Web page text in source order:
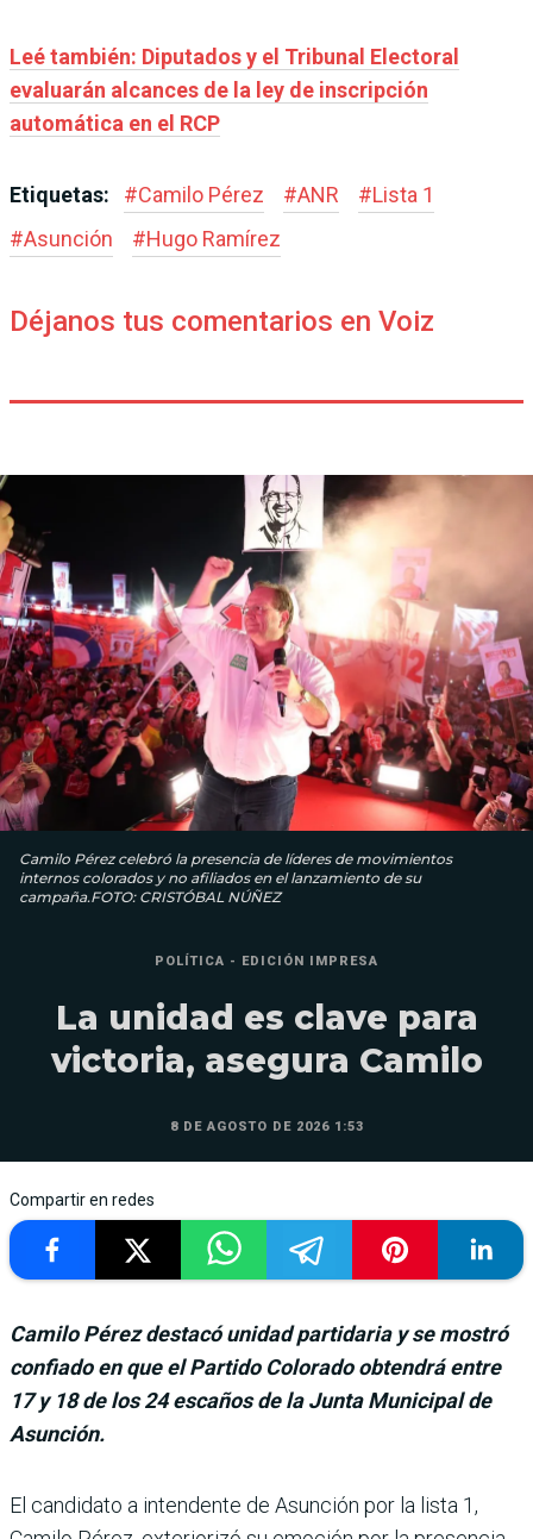
Leé también: Diputados y el Tribunal Electoral
evaluarán alcances de la ley de inscripción
automática en el RCP
Etiquetas: #Camilo Pérez #ANR #Lista 1
#Asunción #Hugo Ramírez
Déjanos tus comentarios en Voiz
Camilo Pérez celebró la presencia de líderes de movimientos
internos colorados y no afiliados en el lanzamiento de su
campaña.FOTO: CRISTÓBAL NÚÑEZ
POLÍTICA - EDICIÓN IMPRESA
La unidad es clave para
victoria, asegura Camilo
8 DE AGOSTO DE 2026 1:53
Compartir en redes
Camilo Pérez destacó unidad partidaria y se mostró
confiado en que el Partido Colorado obtendrá entre
17 y 18 de los 24 escaños de la Junta Municipal de
Asunción.
El candidato a inten­dente de Asunción por la lista 1,